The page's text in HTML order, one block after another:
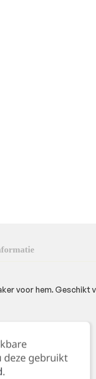
voor hem. Geschikt
deze gebruikt
.